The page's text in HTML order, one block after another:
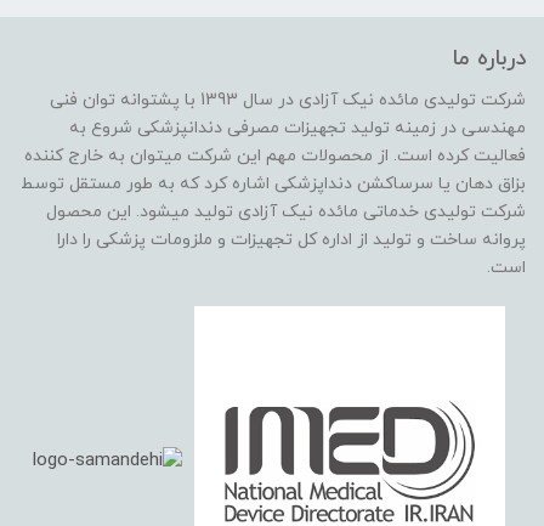
درباره ما
شرکت تولیدی مائده نیک آزادی در سال 1393 با پشتوانه توان فنی
مهندسی در زمینه تولید تجهیزات مصرفی دندانپزشکی شروع به
فعالیت کرده است. از محصولات مهم این شرکت میتوان به خارج کننده
بزاق دهان یا سرساکشن دنداپزشکی اشاره کرد که به طور مستقل توسط
شرکت تولیدی خدماتی مائده نیک آزادی تولید میشود. این محصول
پروانه ساخت و تولید از اداره کل تجهیزات و ملزومات پزشکی را دارا
است.